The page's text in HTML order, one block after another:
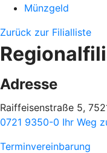
Münzgeld
Zurück zur Filialliste
Adresse
Raiffeisenstraße 5,
0721 9350-0 Ihr Weg
Terminvereinbarung